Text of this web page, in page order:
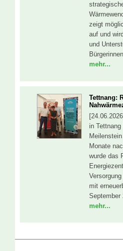
zeigt
auf und
und
mehr...
Tettnang:
in
Monate
wurde das
mit
September
mehr...